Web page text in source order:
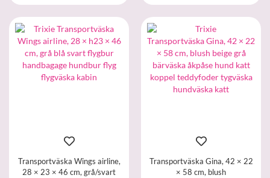
Transportväska Wings airline,
28 × 23 × 46 cm, grå/svart
Transportväska Gina, 42 × 22
× 58 cm, blush